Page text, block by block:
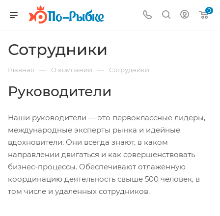
0
Сотрудники
Главная — О компании — Сотрудники
Руководители
Наши руководители — это первоклассные лидеры,
международные эксперты рынка и идейные
вдохновители. Они всегда знают, в каком
направлении двигаться и как совершенствовать
бизнес-процессы. Обеспечивают отлаженную
координацию деятельность свыше 500 человек, в
том числе и удаленных сотрудников.